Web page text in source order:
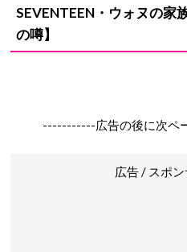
SEVENTEEN・ウォヌの
の噂】
-----------広告の後に次ペ
広告 / スポ